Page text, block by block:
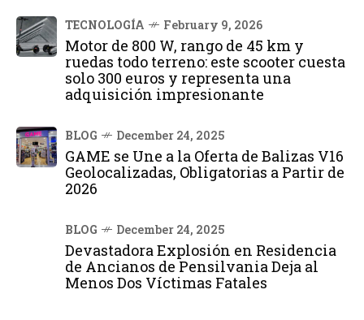
TECNOLOGÍA February 9, 2026
Motor de 800 W, rango de 45 km y
ruedas todo terreno: este scooter cuesta
solo 300 euros y representa una
adquisición impresionante
BLOG December 24, 2025
GAME se Une a la Oferta de Balizas V16
Geolocalizadas, Obligatorias a Partir de
2026
BLOG December 24, 2025
Devastadora Explosión en Residencia
de Ancianos de Pensilvania Deja al
Menos Dos Víctimas Fatales